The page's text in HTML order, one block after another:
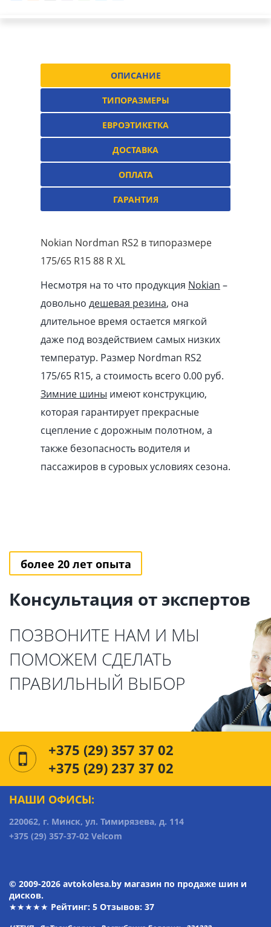
ОПИСАНИЕ
ТИПОРАЗМЕРЫ
ЕВРОЭТИКЕТКА
ДОСТАВКА
ОПЛАТА
ГАРАНТИЯ
Nokian Nordman RS2 в типоразмере
175/65 R15 88 R XL
Несмотря на то что продукция Nokian –
довольно дешевая резина, она
длительное время остается мягкой
даже под воздействием самых низких
температур. Размер Nordman RS2
175/65 R15, а стоимость всего 0.00 pуб.
Зимние шины имеют конструкцию,
которая гарантирует прекрасные
сцепление с дорожным полотном, а
также безопасность водителя и
пассажиров в суровых условиях сезона.
более 20 лет опыта
Консультация от экспертов
ПОЗВОНИТЕ НАМ И МЫ
ПОМОЖЕМ СДЕЛАТЬ
ПРАВИЛЬНЫЙ ВЫБОР
+375 (29) 357 37 02
+375 (29) 237 37 02
НАШИ ОФИСЫ:
220062, г. Минск, ул. Тимирязева, д. 114
+375 (29) 357-37-02 Velcom
© 2009-2026 avtokolesa.by магазин по продаже шин и
дисков.
★★★★★ Рейтинг: 5 Отзывов: 37